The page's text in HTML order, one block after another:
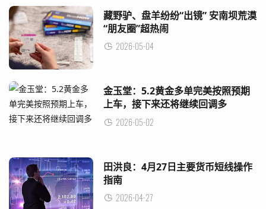
藏野驴、盘羊纷纷“出镜” 安南坝荒漠
“朋友圈”超热闹
2026-05-04
金玉堂：5.2黄金多单完美按照预期
上车，接下来还将继续回调多
2026-05-02
田洪良：4月27日主要货币短线操作
指南
2026-04-27